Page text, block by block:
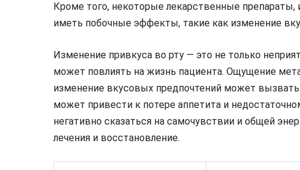
Кроме того, некоторые лекарственные препараты,
иметь побочные эффекты, такие как изменение
Изменение привкуса во рту — это не только
может повлиять на жизнь пациента. Ощущение
изменение вкусовых предпочтений может
может привести к потере аппетита и
негативно сказаться на самочувствии и общей
лечения и восстановление.